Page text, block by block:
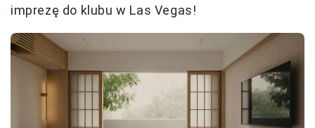
imprezę do klubu w Las Vegas!